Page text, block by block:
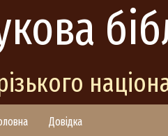
Довідка